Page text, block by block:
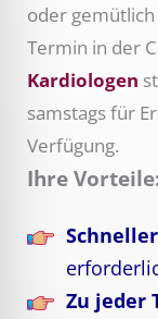
oder
Termin in der
Kardiologen
samstags für
Verfügung.
Ihre
Zu jeder